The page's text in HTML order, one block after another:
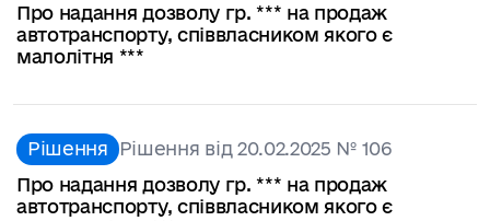
Про надання дозволу гр. *** на продаж
автотранспорту, співвласником якого є
малолітня ***
Рішення Рішення від 20.02.2025 № 106
Про надання дозволу гр. *** на продаж
автотранспорту, співвласником якого є